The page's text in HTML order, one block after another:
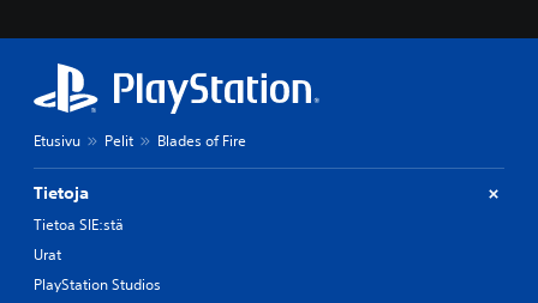
Etusivu Pelit Blades of Fire
Tietoja
Tietoa SIE:stä
Urat
PlayStation Studios